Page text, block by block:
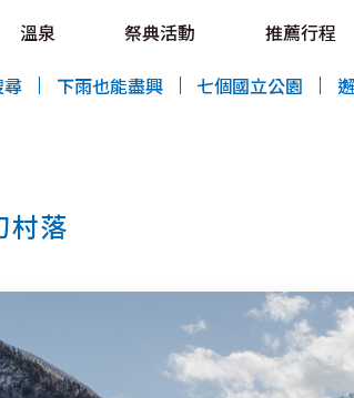
溫泉 祭典活動 推薦行程
下雨也能盡興 七個國立公園
推薦行程
區域指南
美食
預約
交通指南
村落